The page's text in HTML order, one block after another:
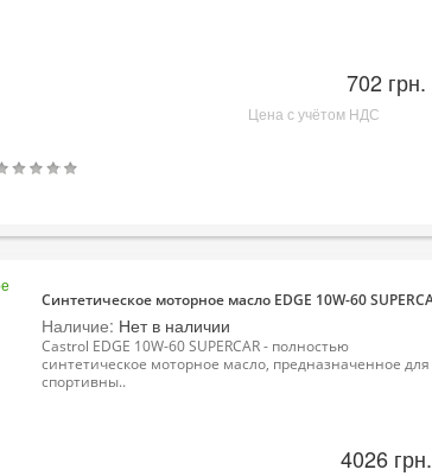
702 грн.
Цена с учётом НДС
Синтетическое моторное масло EDGE 10W-60
Наличие: Нет в наличии
Castrol EDGE 10W-60 SUPERCAR - полностью
синтетическое моторное масло, предназначенное для
спортивны..
4026 грн.